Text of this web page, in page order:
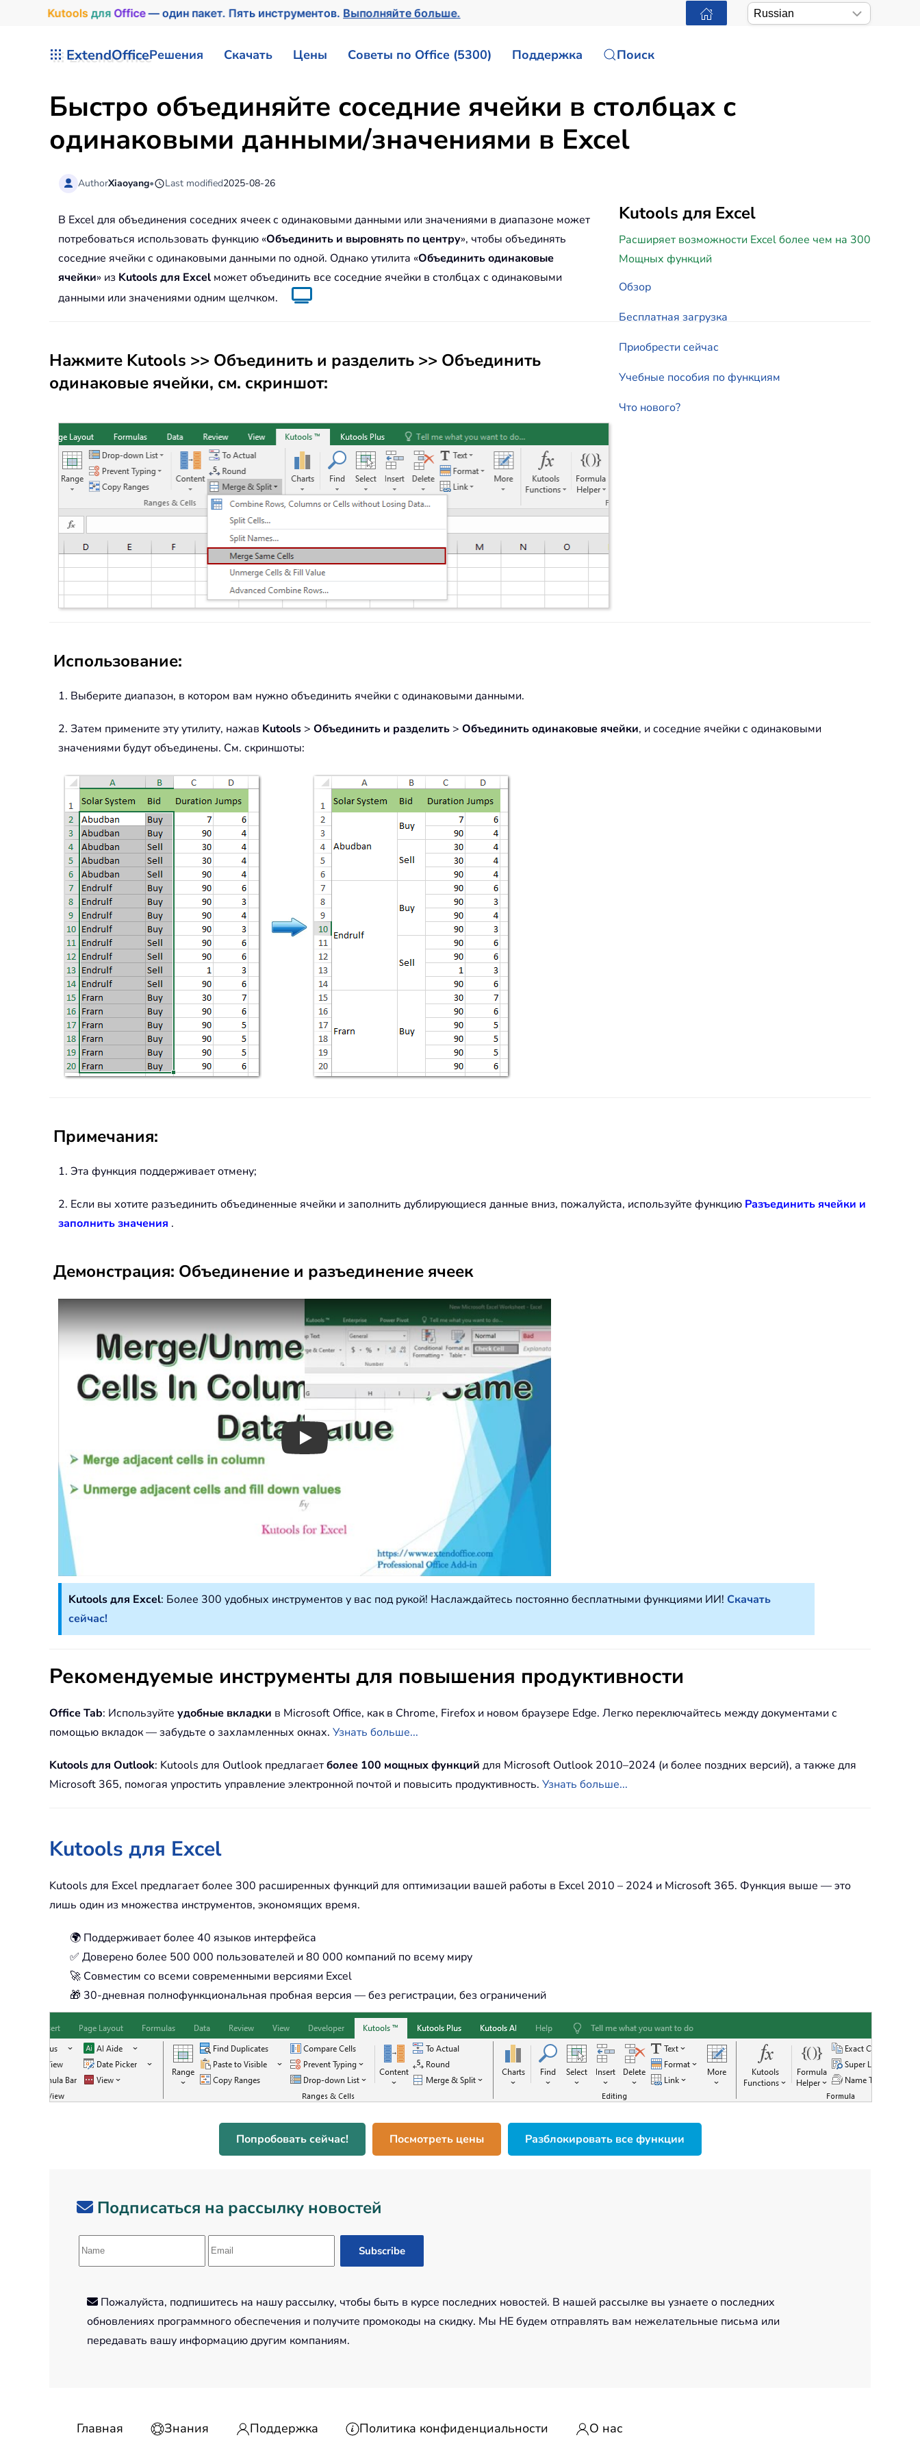
Kutoolsдля Office— один пакет. Пять инструментов.Выполняйте больше.
ExtendOfficeРешения Скачать Цены Советы по Office (5300) Поддержка Поиск
Быстро объединяйте соседние ячейки в столбцах с
одинаковыми данными/значениями в Excel
AuthorXiaoyang• Last modified2025-08-26
Kutools для Excel
Расширяет возможности Excel более чем на 300
Мощных функций
Обзор
Бесплатная загрузка
Приобрести сейчас
Учебные пособия по функциям
Что нового?
В Excel для объединения соседних ячеек с одинаковыми данными или значениями в диапазоне может
потребоваться использовать функцию «Объединить и выровнять по центру», чтобы объединять
соседние ячейки с одинаковыми данными по одной. Однако утилита «Объединить одинаковые
ячейки» из Kutools для Excel может объединить все соседние ячейки в столбцах с одинаковыми
данными или значениями одним щелчком.
Нажмите Kutools >> Объединить и разделить >> Объединить
одинаковые ячейки, см. скриншот:
Использование:
1. Выберите диапазон, в котором вам нужно объединить ячейки с одинаковыми данными.
2. Затем примените эту утилиту, нажав Kutools > Объединить и разделить > Объединить одинаковые ячейки, и соседние ячейки с одинаковыми
значениями будут объединены. См. скриншоты:
Примечания:
1. Эта функция поддерживает отмену;
2. Если вы хотите разъединить объединенные ячейки и заполнить дублирующиеся данные вниз, пожалуйста, используйте функцию Разъединить ячейки и
заполнить значения .
Демонстрация: Объединение и разъединение ячеек
Play
Kutools для Excel: Более 300 удобных инструментов у вас под рукой! Наслаждайтесь постоянно бесплатными функциями ИИ! Скачать
сейчас!
Рекомендуемые инструменты для повышения продуктивности
Office Tab: Используйте удобные вкладки в Microsoft Office, как в Chrome, Firefox и новом браузере Edge. Легко переключайтесь между документами с
помощью вкладок — забудьте о захламленных окнах. Узнать больше...
Kutools для Outlook: Kutools для Outlook предлагаетболее 100 мощных функций для Microsoft Outlook 2010–2024 (и более поздних версий), а также для
Microsoft 365, помогая упростить управление электронной почтой и повысить продуктивность. Узнать больше...
Kutools для Excel
Kutools для Excel предлагает более 300 расширенных функций для оптимизации вашей работы в Excel 2010 – 2024 и Microsoft 365. Функция выше — это
лишь один из множества инструментов, экономящих время.
🌍 Поддерживает более 40 языков интерфейса
✅ Доверено более 500 000 пользователей и 80 000 компаний по всему миру
🚀 Совместим со всеми современными версиями Excel
🎁 30-дневная полнофункциональная пробная версия — без регистрации, без ограничений
Попробовать сейчас! Посмотреть цены Разблокировать все функции
Подписаться на рассылку новостей
Пожалуйста, подпишитесь на нашу рассылку, чтобы быть в курсе последних новостей. В нашей рассылке вы узнаете о последних
обновлениях программного обеспечения и получите промокоды на скидку. Мы НЕ будем отправлять вам нежелательные письма или
передавать вашу информацию другим компаниям.
Главная Знания Поддержка Политика конфиденциальности О нас